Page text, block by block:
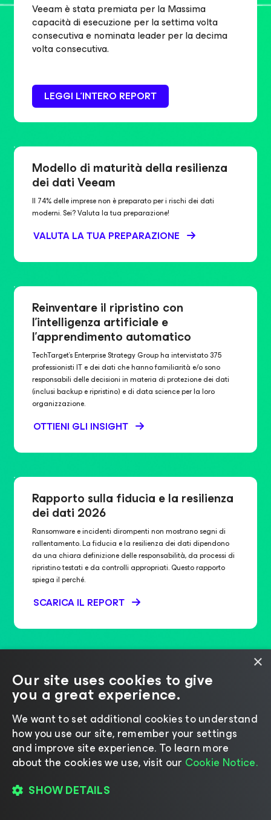
Veeam è stata premiata per la Massima
capacità di esecuzione per la settima volta
consecutiva e nominata leader per la decima
volta consecutiva.
LEGGI L'INTERO REPORT
Modello di maturità della resilienza
dei dati Veeam
Il 74% delle imprese non è preparato per i rischi dei dati
moderni. Sei? Valuta la tua preparazione!
VALUTA LA TUA PREPARAZIONE
Reinventare il ripristino con
l'intelligenza artificiale e
l'apprendimento automatico
TechTarget’s Enterprise Strategy Group ha intervistato 375
professionisti IT e dei dati che hanno familiarità e/o sono
responsabili delle decisioni in materia di protezione dei dati
(inclusi backup e ripristino) e di data science per la loro
organizzazione.
OTTIENI GLI INSIGHT
Rapporto sulla fiducia e la resilienza
dei dati 2026
Ransomware e incidenti dirompenti non mostrano segni di
rallentamento. La fiducia e la resilienza dei dati dipendono
da una chiara definizione delle responsabilità, da processi di
ripristino testati e da controlli appropriati. Questo rapporto
spiega il perché.​
SCARICA IL REPORT
FAQ
In che modo Veeam protegge i dati
tra cloud ibrido e Multi-Cloud?
×
Our site uses cookies to give
you a great experience.
We want to set additional cookies to understand
how you use our site, remember your settings
and improve site experience. ​To learn more
about the cookies we use, visit our Cookie Notice.
SHOW DETAILS